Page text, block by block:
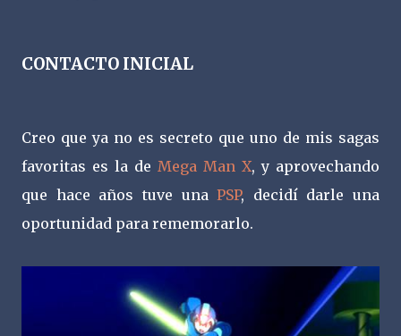
CONTACTO INICIAL
Creo que ya no es secreto que uno de mis sagas
favoritas es la de Mega Man X, y aprovechando
que hace años tuve unaPSP, decidí darle una
oportunidad para rememorarlo.